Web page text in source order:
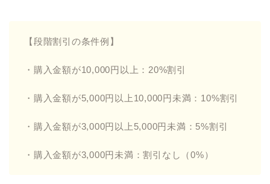
【段階割引の条件例】
・購入金額が10,000円以上：20%割引
・購入金額が5,000円以上10,000円未満：10%割引
・購入金額が3,000円以上5,000円未満：5%割引
・購入金額が3,000円未満：割引なし（0%）